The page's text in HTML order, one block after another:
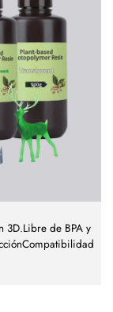
3D.Libre de BPA y